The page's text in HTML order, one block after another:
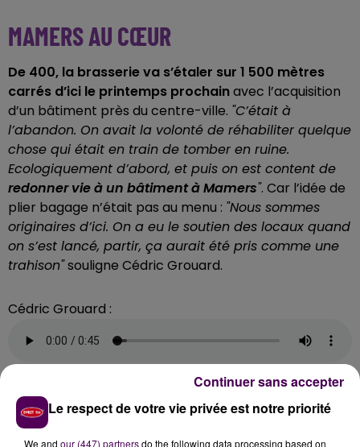
MAMERS AU CŒUR
De 400, la brasserie va s’étaler sur 1 500 mètres
carrés d’ici le printemps prochainavec l’acquisition
d’un bâtiment près du centre-ville. "C’était à
l’abandon. On avait la volonté de réhabiliter quelque
chose qui était en train de tomber en ruine.
Ecologiquement d’abord, et puis on est content de
redonner vie à un bâtiment à Mamers". Car l’idée de
plier bagage n’était pas au menu : "Nous sommes
originaires d’ici. On a eu le soutien des locaux quand
on s’est lancé, partir, ça aurait été pris comme une
trahison"souligne Cédric Grouard.
Cédric Grouard :
Le respect de votre vie privée est notre priorité
We and our (447) partnersdo the following data processing based on
Continuer sans accepter